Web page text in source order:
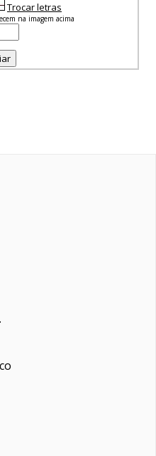
Trocar letras
na imagem acima